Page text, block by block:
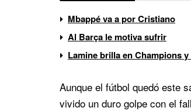
Mbappé va a por Cristiano
Al Barça le motiva sufrir
Lamine brilla en Champions
Aunque el fútbol quedó este
vivido un duro golpe con el